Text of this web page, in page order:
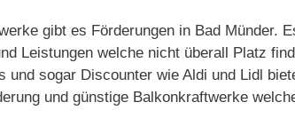
gibt es Förderungen in Bad Münder.
Leistungen welche nicht überall Platz
und sogar Discounter wie Aldi und Lidl
und günstige Balkonkraftwerke